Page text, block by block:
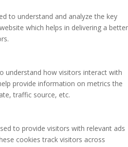
to understand and analyze the key
which helps in delivering a better
understand how visitors interact with
provide information on metrics the
traffic source, etc.
to provide visitors with relevant ads
cookies track visitors across